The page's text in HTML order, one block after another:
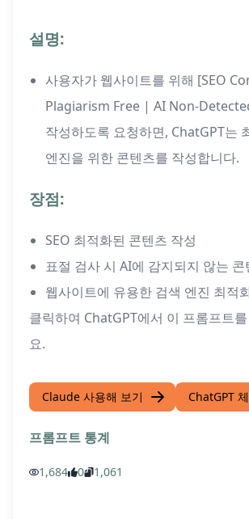
설명:
사용자가 웹사이트를 위해 [SEO
Plagiarism Free | AI Non-
작성하도록 요청하면, ChatGPT는
엔진을 위한 콘텐츠를 작성합니다.
장점:
SEO 최적화된 콘텐츠 작성
표절 검사 시 AI에 감지되지 않는
웹사이트에 유용한 검색 엔진 최적
클릭하여 ChatGPT에서 이 프롬프트
요.
Claude 사용해 보기 ChatGPT
프롬프트 통계
1,684 0 1,061